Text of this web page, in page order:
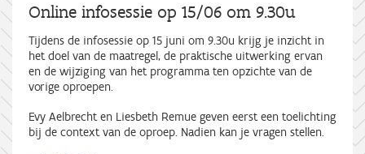
Online infosessie op 15/06 om 9.30u
Tijdens de infosessie op 15 juni om 9.30u krijg je inzicht in
het doel van de maatregel, de praktische uitwerking ervan
en de wijziging van het programma ten opzichte van de
vorige oproepen.
Evy Aelbrecht en Liesbeth Remue geven eerst een toelichting
bij de context van de oproep. Nadien kan je vragen stellen.